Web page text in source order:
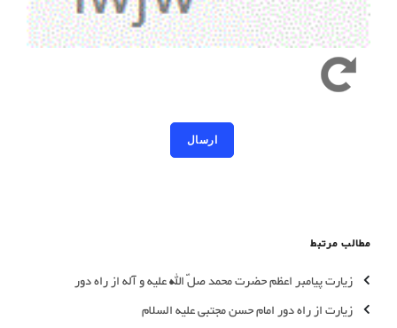
مطالب مرتبط
زیارت پیامبر اعظم حضرت محمد صلّ الله علیه و آله از راه دور
زیارت از راه دور امام حسن مجتبی علیه السلام